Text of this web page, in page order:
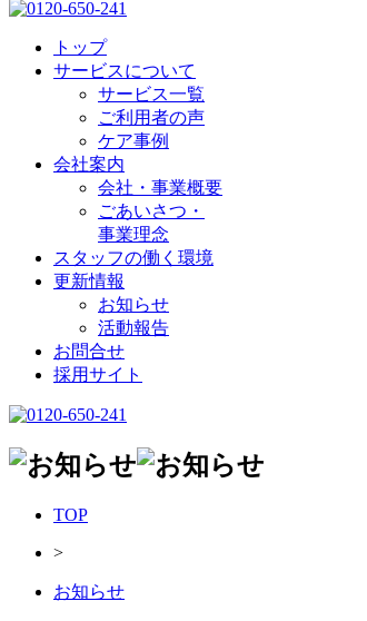
トップ
サービスについて
サービス一覧
ご利用者の声
ケア事例
会社案内
会社・事業概要
ごあいさつ・
事業理念
スタッフの働く環境
更新情報
お知らせ
活動報告
お問合せ
採用サイト
TOP
>
お知らせ